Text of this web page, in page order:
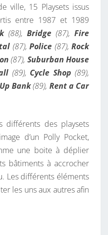
ville, 15 Playsets issus
entre 1987 et 1989
(88), Bridge (87), Fire
(87), Police (87), Rock
(87), Suburban House
(89), Cycle Shop (89),
Bank(89), Rent a Car
différents des playsets
d’un Polly Pocket,
une boite à déplier
bâtiments à accrocher
Les différents éléments
les uns aux autres afin